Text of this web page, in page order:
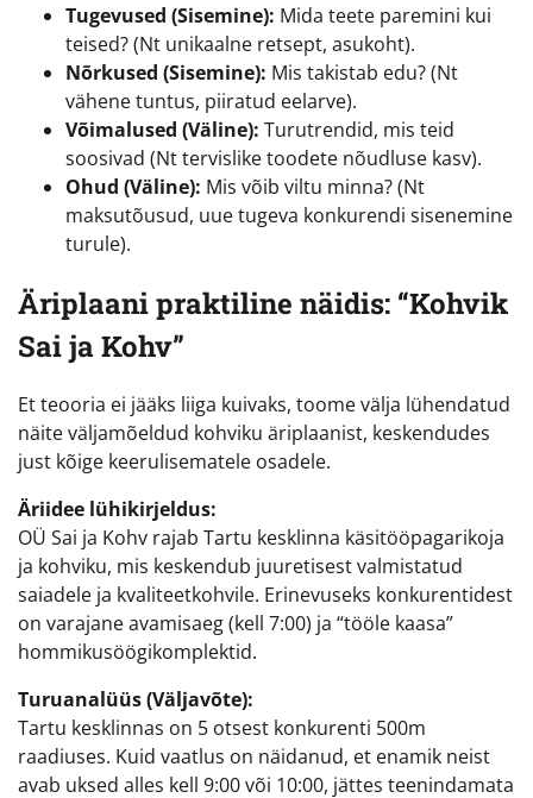
Tugevused (Sisemine): Mida teete paremini kui
teised? (Nt unikaalne retsept, asukoht).
Nõrkused (Sisemine): Mis takistab edu? (Nt
vähene tuntus, piiratud eelarve).
Võimalused (Väline): Turutrendid, mis teid
soosivad (Nt tervislike toodete nõudluse kasv).
Ohud (Väline): Mis võib viltu minna? (Nt
maksutõusud, uue tugeva konkurendi sisenemine
turule).
Äriplaani praktiline näidis: “Kohvik
Sai ja Kohv”
Et teooria ei jääks liiga kuivaks, toome välja lühendatud
näite väljamõeldud kohviku äriplaanist, keskendudes
just kõige keerulisematele osadele.
Äriidee lühikirjeldus:
OÜ Sai ja Kohv rajab Tartu kesklinna käsitööpagarikoja
ja kohviku, mis keskendub juuretisest valmistatud
saiadele ja kvaliteetkohvile. Erinevuseks konkurentidest
on varajane avamisaeg (kell 7:00) ja “tööle kaasa”
hommikusöögikomplektid.
Turuanalüüs (Väljavõte):
Tartu kesklinnas on 5 otsest konkurenti 500m
raadiuses. Kuid vaatlus on näidanud, et enamik neist
avab uksed alles kell 9:00 või 10:00, jättes teenindamata